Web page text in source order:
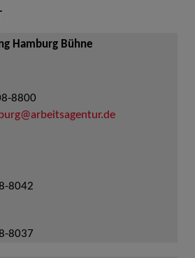
Hamburg Bühne
8800
8042
8037